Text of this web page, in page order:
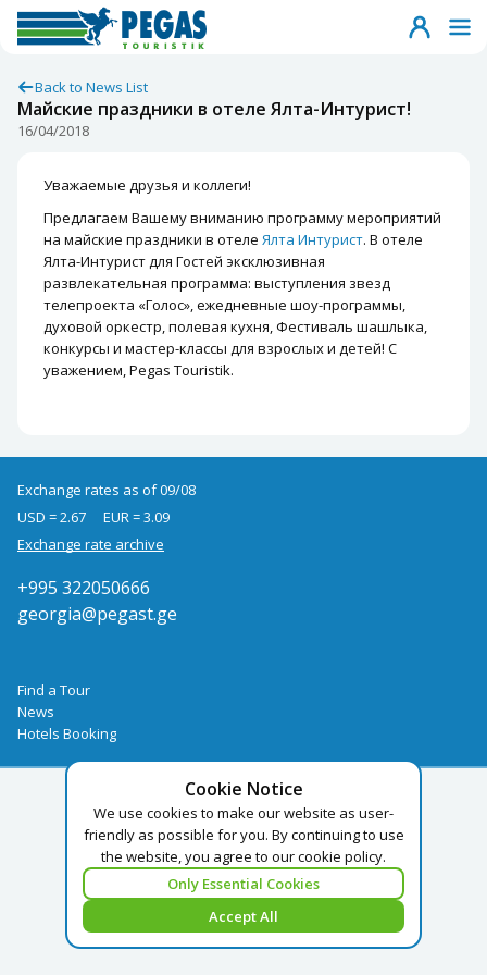
Back to News List
Майские праздники в отеле Ялта-Интурист!
16/04/2018
Уважаемые друзья и коллеги!
Предлагаем Вашему вниманию программу мероприятий
на майские праздники в отеле Ялта Интурист. В отеле
Ялта-Интурист для Гостей эксклюзивная
развлекательная программа: выступления звезд
телепроекта «Голос», ежедневные шоу-программы,
духовой оркестр, полевая кухня, Фестиваль шашлыка,
конкурсы и мастер-классы для взрослых и детей! С
уважением, Pegas Touristik.
Cookie Notice
We use cookies to make our website as user-
friendly as possible for you. By continuing to use
the website, you agree to our cookie policy.
Only Essential Cookies
Accept All
Exchange rates as of 09/08
USD = 2.67
EUR = 3.09
Exchange rate archive
+995 322050666
georgia@pegast.ge
Find a Tour
News
Hotels Booking